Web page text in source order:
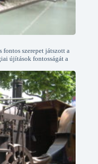
szerepet játszott a
újítások fontosságát a